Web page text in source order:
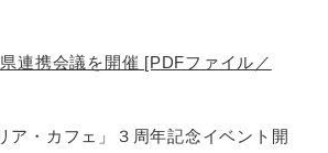
連携会議を開催 [PDFファイル／
・カフェ」３周年記念イベント開